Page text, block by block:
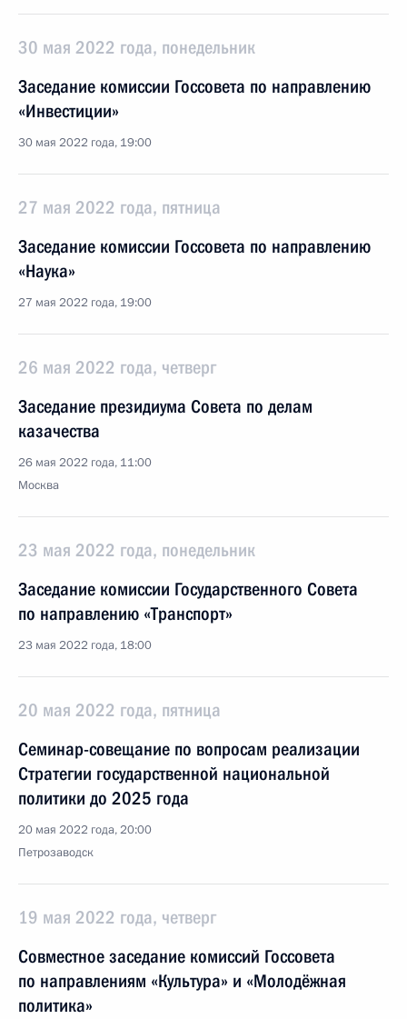
30 мая 2022 года, понедельник
Заседание комиссии Госсовета по направлению
«Инвестиции»
30 мая 2022 года, 19:00
27 мая 2022 года, пятница
Заседание комиссии Госсовета по направлению
«Наука»
27 мая 2022 года, 19:00
26 мая 2022 года, четверг
Заседание президиума Совета по делам
казачества
26 мая 2022 года, 11:00
Москва
23 мая 2022 года, понедельник
Заседание комиссии Государственного Совета
по направлению «Транспорт»
23 мая 2022 года, 18:00
20 мая 2022 года, пятница
Семинар-совещание по вопросам реализации
Стратегии государственной национальной
политики до 2025 года
20 мая 2022 года, 20:00
Петрозаводск
19 мая 2022 года, четверг
Совместное заседание комиссий Госсовета
по направлениям «Культура» и «Молодёжная
политика»